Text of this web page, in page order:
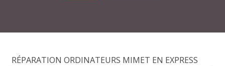
RÉPARATION ORDINATEURS MIMET EN EXPRESS